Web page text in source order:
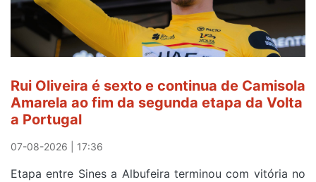
Rui Oliveira é sexto e continua de Camisola
Amarela ao fim da segunda etapa da Volta
a Portugal
07-08-2026 | 17:36
Etapa entre Sines a Albufeira terminou com vitória no